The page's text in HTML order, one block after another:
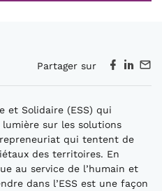
Partager sur
et Solidaire (ESS) qui
lumière sur les solutions
qui tentent de
des territoires. En
au service de l’humain et
dans l’ESS est une façon